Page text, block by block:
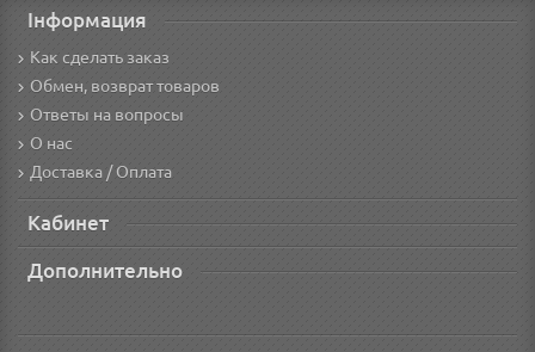
Інформация
Как сделать заказ
Обмен, возврат товаров
Ответы на вопросы
О нас
Доставка / Оплата
Кабинет
Дополнительно